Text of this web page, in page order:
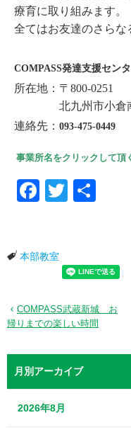
療育に取り組みます。
全てはお友達のさらな
COMPASS発達支援セン
所在地：〒800-0251
北九州市小倉南
連絡先： 093-475-0449
事業所名をクリックして頂
FacebookTwitter
本部教室
COMPASS武蔵新城 お
帰りまでの楽しい時間
月別アーカイブ
2026年8月